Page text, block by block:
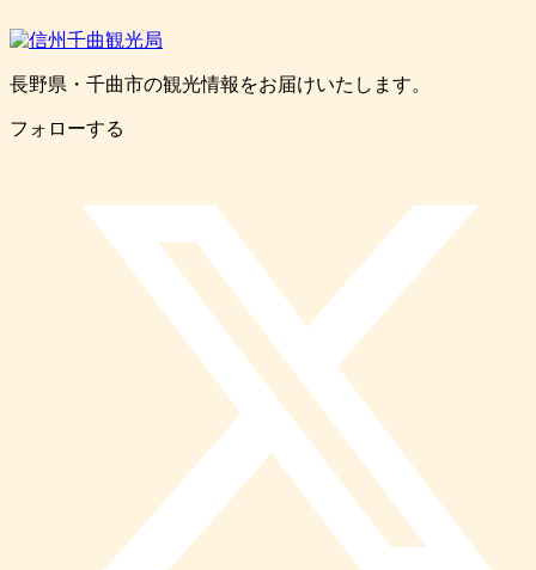
長野県・千曲市の観光情報をお届けいたします。
フォローする